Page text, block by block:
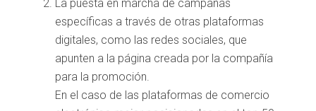
La puesta en marcha de campañas
específicas a través de otras plataformas
digitales, como las redes sociales, que
apunten a la página creada por la compañía
para la promoción.
En el caso de las plataformas de comercio